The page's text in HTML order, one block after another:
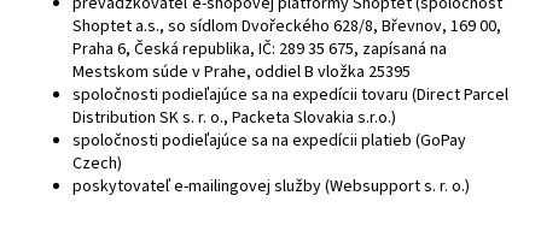
Shoptet a.s., so sídlom Dvořeckého 628/8, Břevnov, 169 00,
Praha 6, Česká republika, IČ: 289 35 675, zapísaná na
Mestskom súde v Prahe, oddiel B vložka 25395
spoločnosti podieľajúce sa na expedícii tovaru (Direct Parcel
Distribution SK s. r. o., Packeta Slovakia s.r.o.)
spoločnosti podieľajúce sa na expedícii platieb (GoPay
Czech)
poskytovateľ e-mailingovej služby (Websupport s. r. o.)